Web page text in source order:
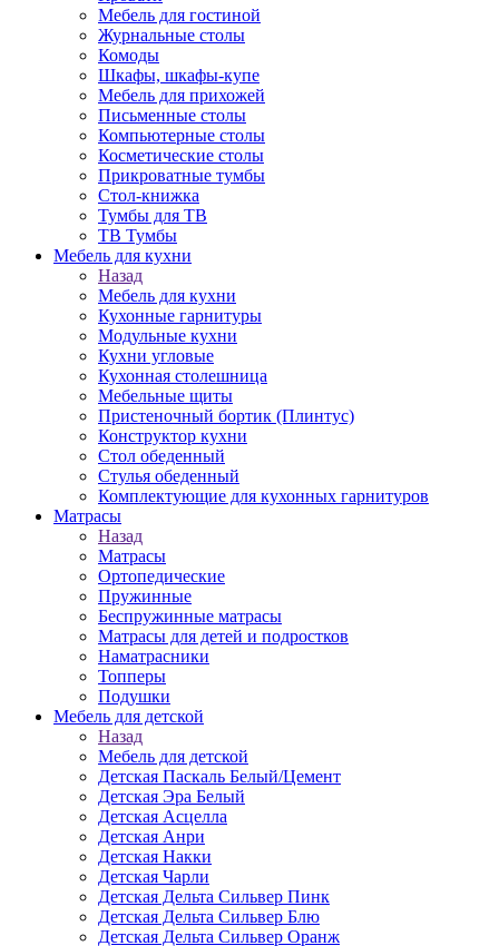
Мебель для гостиной
Журнальные столы
Комоды
Шкафы, шкафы-купе
Мебель для прихожей
Письменные столы
Компьютерные столы
Косметические столы
Прикроватные тумбы
Стол-книжка
Тумбы для ТВ
ТВ Тумбы
Мебель для кухни
Назад
Мебель для кухни
Кухонные гарнитуры
Модульные кухни
Кухни угловые
Кухонная столешница
Мебельные щиты
Пристеночный бортик (Плинтус)
Конструктор кухни
Стол обеденный
Стулья обеденный
Комплектующие для кухонных гарнитуров
Матраcы
Назад
Матраcы
Ортопедические
Пружинные
Беспружинные матрасы
Матрасы для детей и подростков
Наматрасники
Топперы
Подушки
Мебель для детской
Назад
Мебель для детской
Детская Паскаль Белый/Цемент
Детская Эра Белый
Детская Асцелла
Детская Анри
Детская Накки
Детская Чарли
Детская Дельта Сильвер Пинк
Детская Дельта Сильвер Блю
Детская Дельта Сильвер Оранж